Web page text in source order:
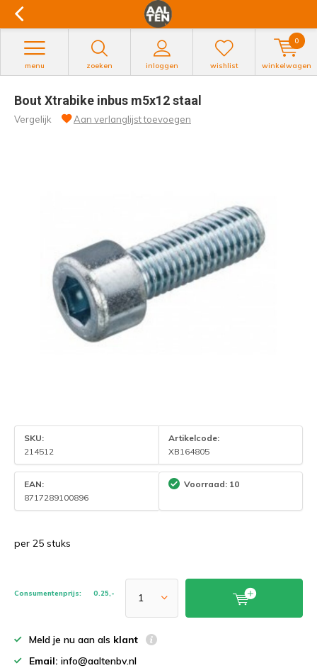
zoeken inloggen
menu wishlist winkelwagen
0
Bout Xtrabike inbus m5x12 staal
Vergelijk Aan verlanglijst toevoegen
SKU:
214512
Artikelcode:
XB164805
EAN:
8717289100896
Voorraad: 10
per 25 stuks
Consumentenprijs: 0.25,-
Meld je nu aan als klant
Email: info@aaltenbv.nl